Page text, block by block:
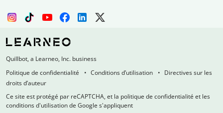
Quillbot, a Learneo, Inc. business
Politique de confidentialité
Conditions d’utilisation
Directives sur les
droits d’auteur
Ce site est protégé par reCAPTCHA, et la politique de confidentialité et les
conditions d'utilisation de Google s'appliquent